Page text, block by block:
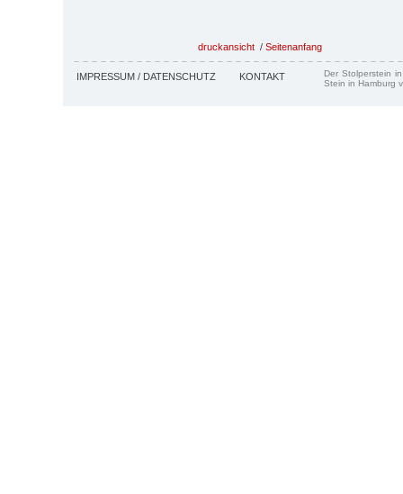
druckansicht / Seitenanfang
IMPRESSUM / DATENSCHUTZ KONTAKT
Der Stolperstein
Stein in Hamburg